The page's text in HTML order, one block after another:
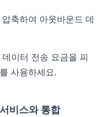
축하여 아웃바운드 데
이터 전송 요금을 피
사용하세요.
비스와 통합